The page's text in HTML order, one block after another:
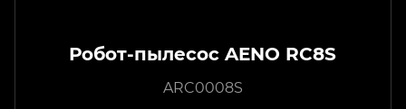
Робот-пылесос AENO RC8S
ARC0008S